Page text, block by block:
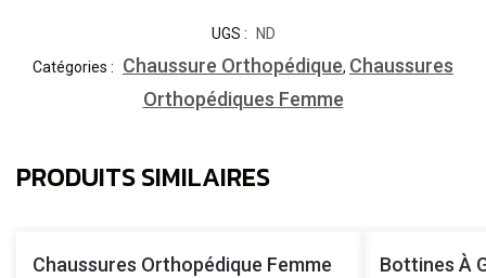
UGS :
ND
Catégories :
Chaussure Orthopédique, Chaussures
Orthopédiques Femme
PRODUITS SIMILAIRES
Chaussures Orthopédique Femme
Bottines À